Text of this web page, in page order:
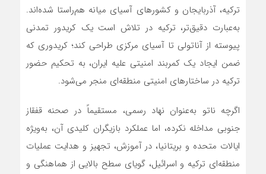
ترکیه، آذربایجان و کشورهای آسیای میانه هم‌راستا شده‌اند.
به‌عبارت دقیق‌تر، ترکیه در تلاش است یک کریدور تمدنی
پیوسته از آناتولی تا آسیای مرکزی طراحی کند؛ کریدوری که
ضمن ایجاد یک کمربند امنیتی علیه ایران، به تحکیم حضور
ترکیه در ساختارهای امنیتی منطقه‌ای منجر می‌شود.
اگرچه ناتو به‌عنوان نهاد رسمی، مستقیماً در صحنه قفقاز
جنوبی مداخله نکرده، اما عملکرد بازیگران کلیدی آن، به‌ویژه
ایالات متحده و بریتانیا، در آموزش، تجهیز و هدایت عملیات
منطقه‌ای ترکیه و اسرائیل، گویای سطح بالایی از هماهنگی و